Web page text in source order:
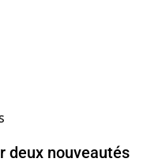
deux nouveautés